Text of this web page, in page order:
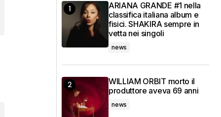
ARIANA GRANDE #1 nella
classifica italiana album e
fisici. SHAKIRA sempre in
vetta nei singoli
news
WILLIAM ORBIT morto il
produttore aveva 69 anni
news